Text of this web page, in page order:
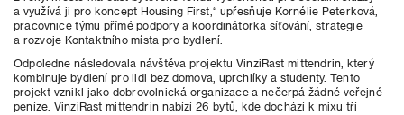
a využívá ji pro koncept Housing First,“ upřesňuje Kornélie Peterková,
pracovnice týmu přímé podpory a koordinátorka síťování, strategie
a rozvoje Kontaktního místa pro bydlení.
Odpoledne následovala návštěva projektu VinziRast mittendrin, který
kombinuje bydlení pro lidi bez domova, uprchlíky a studenty. Tento
projekt vznikl jako dobrovolnická organizace a nečerpá žádné veřejné
peníze. VinziRast mittendrin nabízí 26 bytů, kde dochází k mixu tří